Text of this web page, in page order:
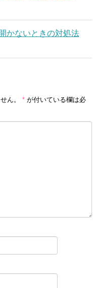
かないときの対処法
ん。 * が付いている欄は必